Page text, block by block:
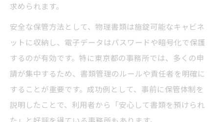
求められます。
安全な保管方法として、物理書類は施錠可能なキャビネ
ットに収納し、電子データはパスワードや暗号化で保護
するのが有効です。特に東京都の事務所では、多くの申
請が集中するため、書類管理のルールや責任者を明確に
することが重要です。成功例として、事前に保管体制を
説明したことで、利用者から「安心して書類を預けられ